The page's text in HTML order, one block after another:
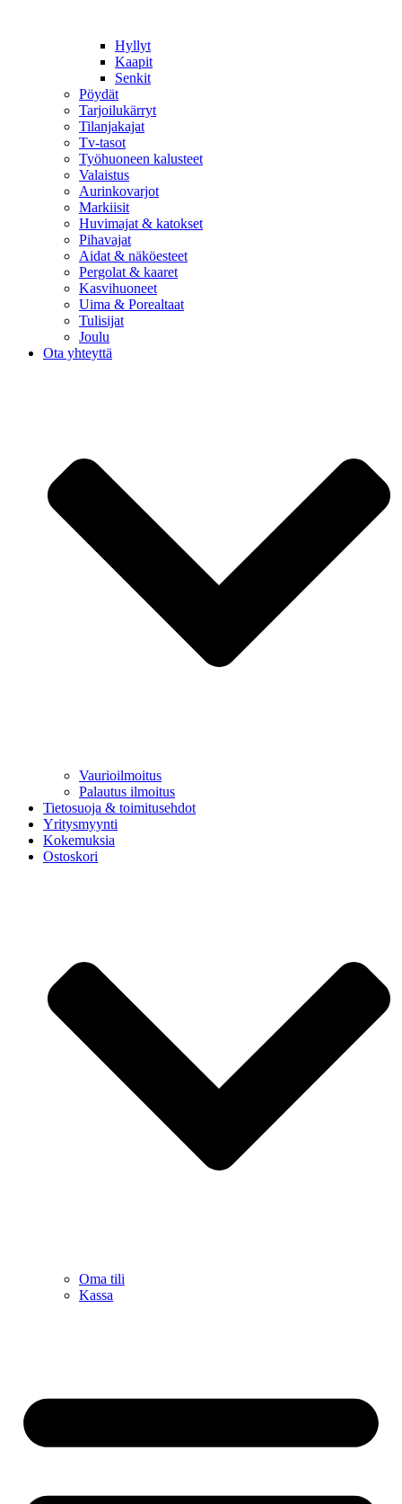
Hyllyt
Kaapit
Senkit
Pöydät
Tarjoilukärryt
Tilanjakajat
Tv-tasot
Työhuoneen kalusteet
Valaistus
Aurinkovarjot
Markiisit
Huvimajat & katokset
Pihavajat
Aidat & näköesteet
Pergolat & kaaret
Kasvihuoneet
Uima & Porealtaat
Tulisijat
Joulu
Ota yhteyttä
Vaurioilmoitus
Palautus ilmoitus
Tietosuoja & toimitusehdot
Yritysmyynti
Kokemuksia
Ostoskori
Oma tili
Kassa